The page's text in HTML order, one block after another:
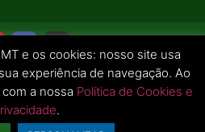
| Prefeitura Municipal de Cláudia - MT
e os cookies: nosso site usa
experiência de navegação. Ao
a nossa Política de Cookies e
.